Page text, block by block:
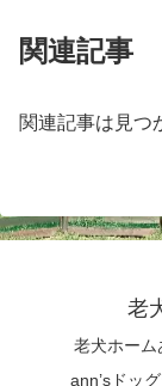
関連記事
関連記事は見つ
老
老犬ホーム
ann’sドッ